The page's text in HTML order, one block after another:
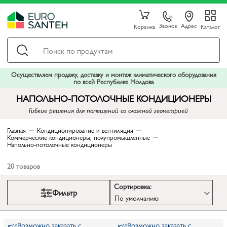
Корзина Звонок Адрес Каталог
Осуществляем продажу, доставку и монтаж климатического оборудования
по всей Республике Молдова
НАПОЛЬНО-ПОТОЛОЧНЫЕ КОНДИЦИОНЕРЫ
Гибкие решения для помещений со сложной геометрией
Главная Кондиционирование и вентиляция
Коммерческие кондиционеры, полупромышленные
Напольно-потолочные кондиционеры
20 товаров
Фильтр
Сортировка:
По умолчанию
Возможно заказать с
Возможно заказать с